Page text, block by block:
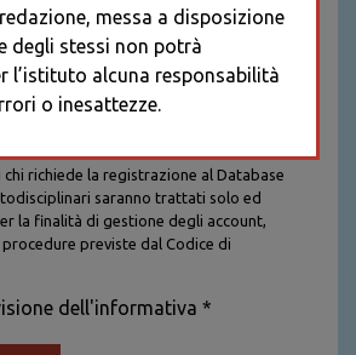
richiede la registrazione al Database
saranno trattati solo ed
la finalità di gestione degli account,
previste dal Codice di
tutte le cautele richieste dalla legge e
per la durata stabilita caso per caso
dell'informativa *
messa a disposizione
degli stessi non potrà
l’istituto alcuna responsabilità
o inesattezze.